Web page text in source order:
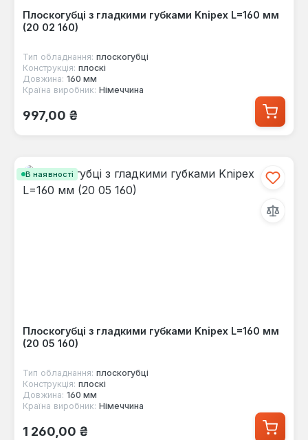
Плоскогубці з гладкими губками Knipex L=160 мм
(20 02 160)
Тип обладнання: плоскогубці
Конструкція: плоскі
Довжина: 160 мм
Країна виробник: Німеччина
Звичайна ціна:
997,00 ₴
В наявності
Плоскогубці з гладкими губками Knipex L=160 мм
(20 05 160)
Тип обладнання: плоскогубці
Конструкція: плоскі
Довжина: 160 мм
Країна виробник: Німеччина
Звичайна ціна:
1 260,00 ₴